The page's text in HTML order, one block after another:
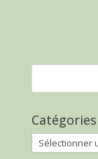
Catégories
Catégories